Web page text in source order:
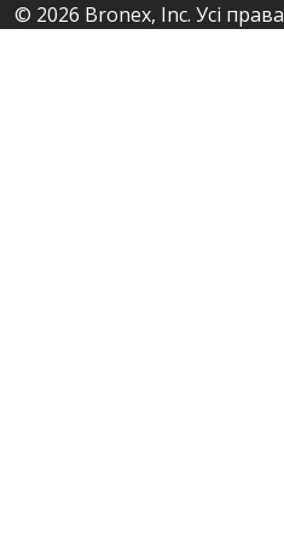
© 2026 Bronex, Inc. Усі